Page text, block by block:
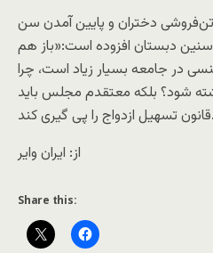
دختران و پایین آمدن سن
دبستان افزوده است:«باز هم
در جامعه بسیار زیاد است، چرا
شود؟ بلکه معتقدم مجلس باید
از: ایران وایر
Share this: